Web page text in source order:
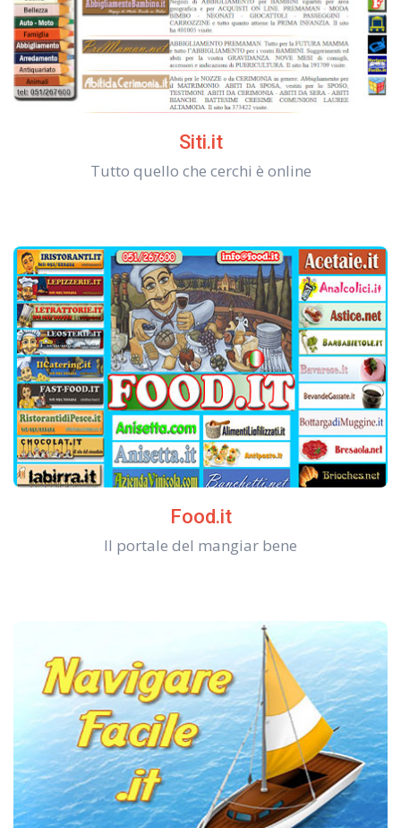
Siti.it
Tutto quello che cerchi è online
Food.it
Il portale del mangiar bene